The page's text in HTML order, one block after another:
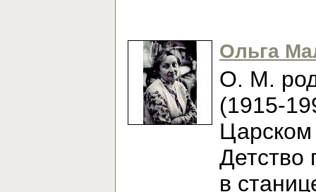
Ольга
О. М.
(1915-
Детство
в